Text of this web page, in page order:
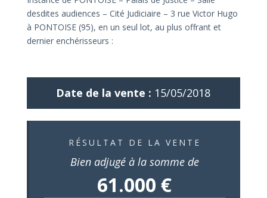
desdites audiences – Cité Judiciaire – 3 rue Victor Hugo
à PONTOISE (95), en un seul lot, au plus offrant et
dernier enchérisseurs :
Date de la vente : 15/05/2018
RÉSULTAT DE LA VENTE
Bien adjugé à la somme de
61.000 €